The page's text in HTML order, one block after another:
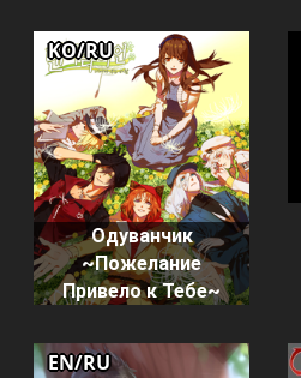
Одуванчик
~Пожелание
Привело к Тебе~
KO/RU
EN/RU